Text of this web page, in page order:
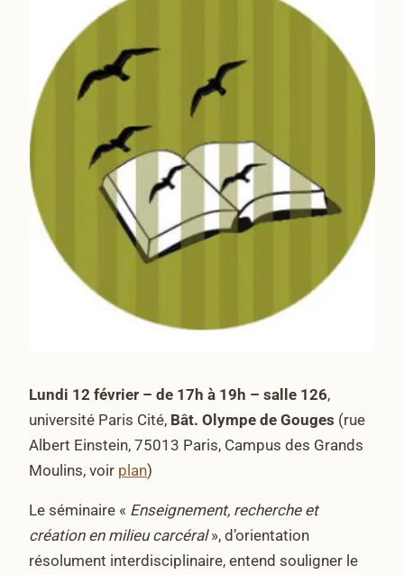
Lundi 12 février – de 17h à 19h – salle 126,
université Paris Cité, Bât. Olympe de Gouges (rue
Albert Einstein, 75013 Paris, Campus des Grands
Moulins, voir plan)
Le séminaire « Enseignement, recherche et
création en milieu carcéral», d’orientation
résolument interdisciplinaire, entend souligner le